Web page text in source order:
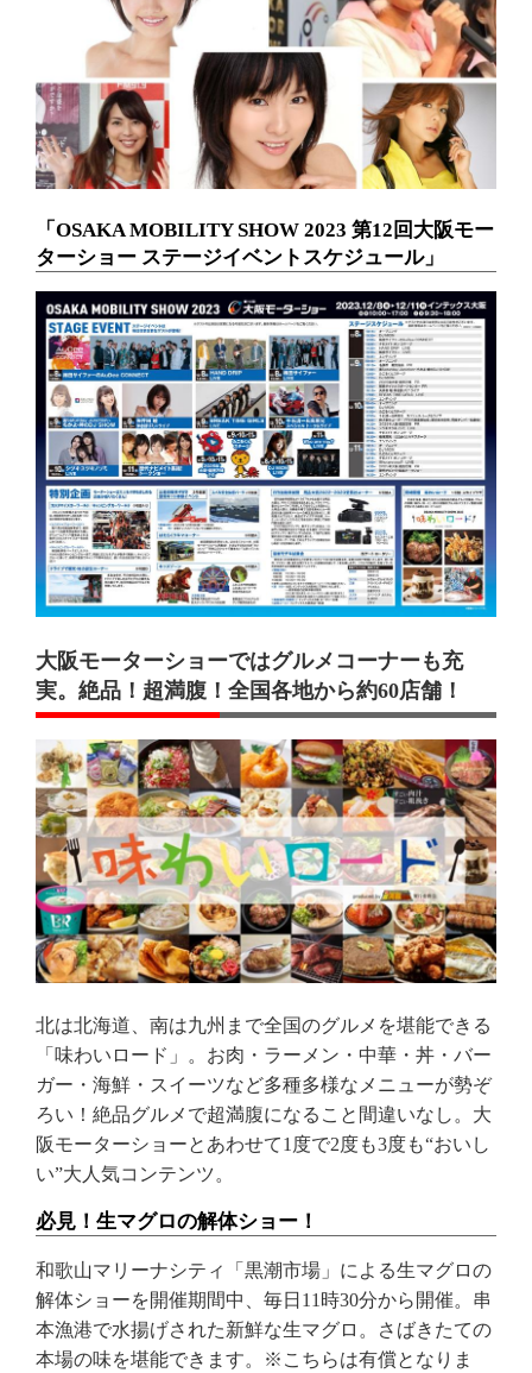
「OSAKA MOBILITY SHOW 2023 第12回大阪モー
ターショー ステージイベントスケジュール」
大阪モーターショーではグルメコーナーも充
実。絶品！超満腹！全国各地から約60店舗！
北は北海道、南は九州まで全国のグルメを堪能できる
「味わいロード」。お肉・ラーメン・中華・丼・バー
ガー・海鮮・スイーツなど多種多様なメニューが勢ぞ
ろい！絶品グルメで超満腹になること間違いなし。大
阪モーターショーとあわせて1度で2度も3度も“おいし
い”大人気コンテンツ。
必見！生マグロの解体ショー！
和歌山マリーナシティ「黒潮市場」による生マグロの
解体ショーを開催期間中、毎日11時30分から開催。串
本漁港で水揚げされた新鮮な生マグロ。さばきたての
本場の味を堪能できます。※こちらは有償となりま